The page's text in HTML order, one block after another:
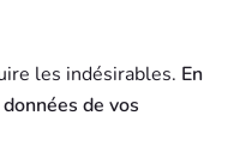
les indésirables. En
de vos